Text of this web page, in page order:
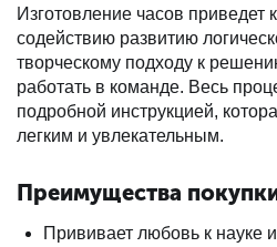
Изготовление часов приведет
содействию развитию
творческому подходу к
работать в команде. Весь
подробной инструкцией,
легким и увлекательным.
Преимущества
Прививает любовь к науке